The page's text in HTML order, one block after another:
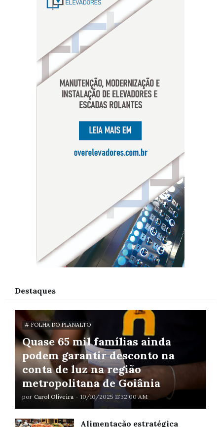
Destaques
# FOLHA DO PLANALTO
Quase 65 mil famílias ainda
podem garantir desconto na
conta de luz na região
metropolitana de Goiânia
por Carol Oliveira - 10/10/2025 11:32:00 AM
Alimentação estratégica